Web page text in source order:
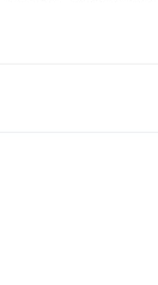
擇「超商條碼／台灣大
等通路繳費。
限公司」（以下簡稱本
上)免運費